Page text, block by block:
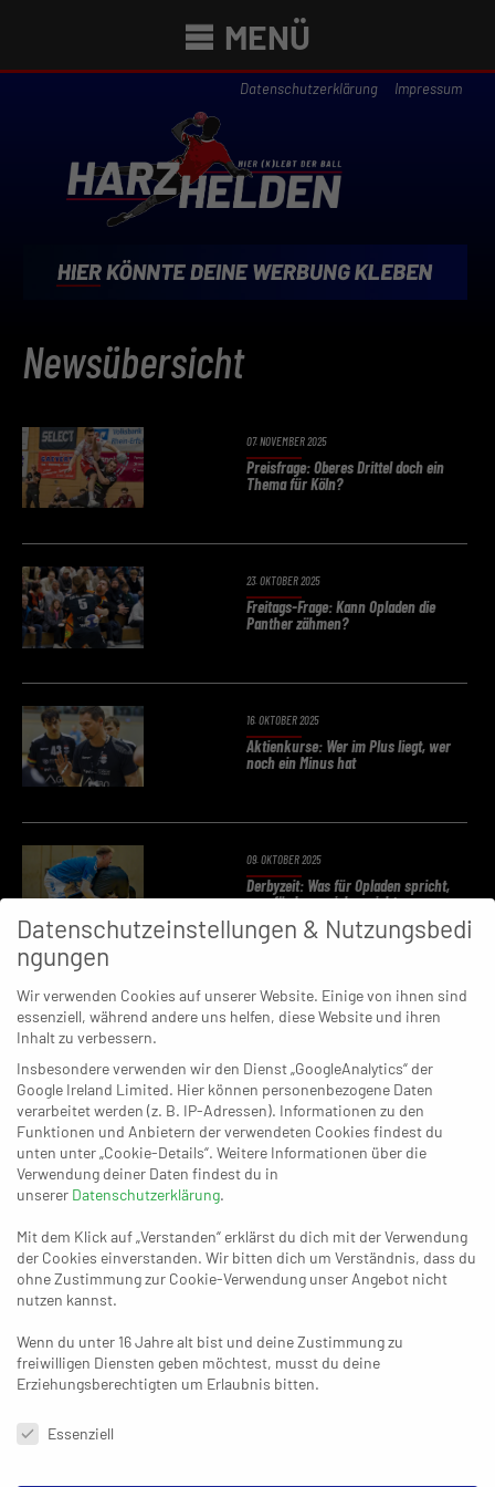
MENÜ
Datenschutzerklärung Impressum
Newsübersicht
07. NOVEMBER 2025
Preisfrage: Oberes Drittel doch ein
Thema für Köln?
23. OKTOBER 2025
Freitags-Frage: Kann Opladen die
Panther zähmen?
16. OKTOBER 2025
Aktienkurse: Wer im Plus liegt, wer
noch ein Minus hat
09. OKTOBER 2025
Derbyzeit: Was für Opladen spricht,
was für Longerich spricht
02. OKTOBER 2025
Longerich und die Suche nach
25. SEPTEMBER 2025
Ratingen und der Freitagskrimi im
Bergischen
22. MAI 2025
Halle anzünden“
Datenschutzeinstellungen & Nutzungsbedi
ngungen
Wir verwenden Cookies auf unserer Website. Einige von ihnen sind
essenziell, während andere uns helfen, diese Website und ihren
Inhalt zu verbessern.
Insbesondere verwenden wir den Dienst „GoogleAnalytics“ der
Google Ireland Limited. Hier können personenbezogene Daten
verarbeitet werden (z. B. IP-Adressen). Informationen zu den
Funktionen und Anbietern der verwendeten Cookies findest du
unten unter „Cookie-Details“. Weitere Informationen über die
Verwendung deiner Daten findest du in
unserer Datenschutzerklärung.
Mit dem Klick auf „Verstanden“ erklärst du dich mit der Verwendung
der Cookies einverstanden. Wir bitten dich um Verständnis, dass du
ohne Zustimmung zur Cookie-Verwendung unser Angebot nicht
nutzen kannst.
Wenn du unter 16 Jahre alt bist und deine Zustimmung zu
freiwilligen Diensten geben möchtest, musst du deine
Erziehungsberechtigten um Erlaubnis bitten.
Datenschutzeinstellungen & Nutzungsbedingungen
Essenziell